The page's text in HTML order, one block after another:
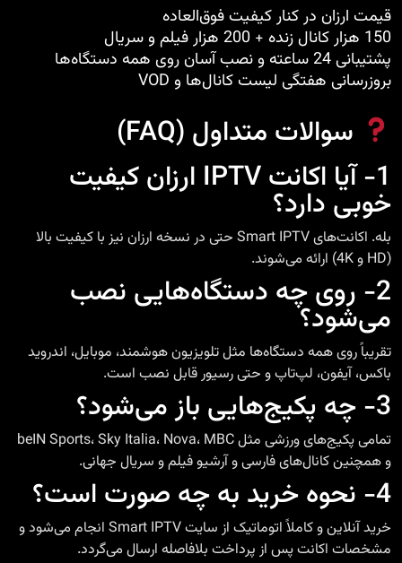
قیمت ارزان در کنار کیفیت فوق‌العاده
150 هزار کانال زنده + 200 هزار فیلم و سریال
پشتیبانی 24 ساعته و نصب آسان روی همه دستگاه‌ها
بروزرسانی هفتگی لیست کانال‌ها و VOD
سوالات متداول (FAQ)
1- آیا اکانت IPTV ارزان کیفیت
خوبی دارد؟
بله. اکانت‌های Smart IPTV حتی در نسخه ارزان نیز با کیفیت بالا
(HD و 4K) ارائه می‌شوند.
2- روی چه دستگاه‌هایی نصب
می‌شود؟
تقریباً روی همه دستگاه‌ها مثل تلویزیون هوشمند، موبایل، اندروید
باکس، آیفون، لپ‌تاپ و حتی رسیور قابل نصب است.
3- چه پکیج‌هایی باز می‌شود؟
تمامی پکیج‌های ورزشی مثل beIN Sports، Sky Italia، Nova، MBC
و همچنین کانال‌های فارسی و آرشیو فیلم و سریال جهانی.
4- نحوه خرید به چه صورت است؟
خرید آنلاین و کاملاً اتوماتیک از سایت Smart IPTV انجام می‌شود و
مشخصات اکانت پس از پرداخت بلافاصله ارسال می‌گردد.